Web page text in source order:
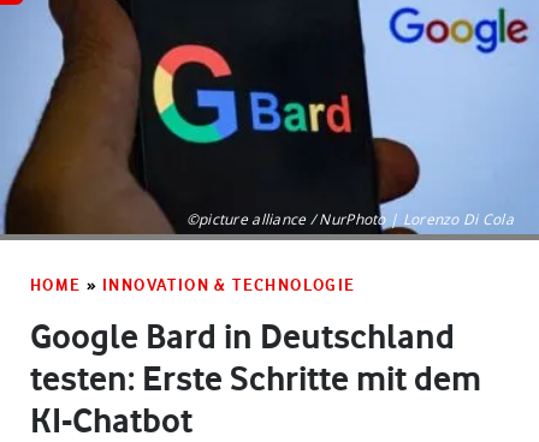
©picture alliance / NurPhoto | Lorenzo Di Cola
HOME » INNOVATION & TECHNOLOGIE
Google Bard in Deutschland
testen: Erste Schritte mit dem
KI-Chatbot